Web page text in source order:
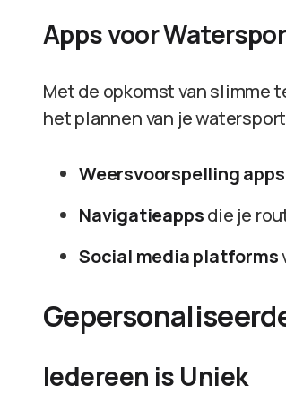
Apps voor
Met de opkomst van slimme
het plannen van je
Weersvoorspelling apps
Navigatieappsdie je
Social media platforms
Iedereen is Uniek